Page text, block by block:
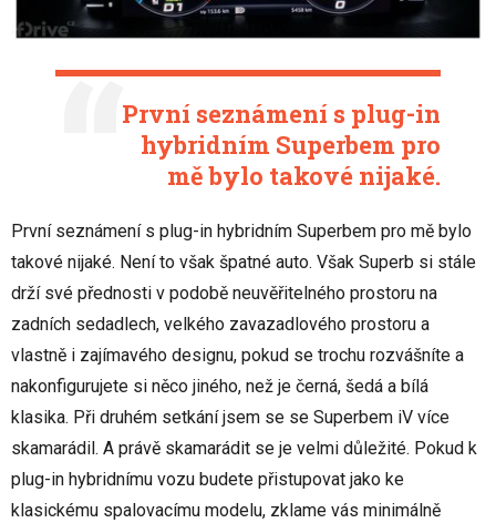
První seznámení s plug-in
hybridním Superbem pro
mě bylo takové nijaké.
První seznámení s plug-in hybridním Superbem pro mě bylo
takové nijaké. Není to však špatné auto. Však Superb si stále
drží své přednosti v podobě neuvěřitelného prostoru na
zadních sedadlech, velkého zavazadlového prostoru a
vlastně i zajímavého designu, pokud se trochu rozvášníte a
nakonfigurujete si něco jiného, než je černá, šedá a bílá
klasika. Při druhém setkání jsem se se Superbem iV více
skamarádil. A právě skamarádit se je velmi důležité. Pokud k
plug-in hybridnímu vozu budete přistupovat jako ke
klasickému spalovacímu modelu, zklame vás minimálně